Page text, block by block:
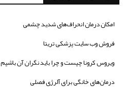
امکان درمان انحراف‌های شدید چشمی
فروش وب سایت پزشکی تریتا
ویروس کرونا چیست و چرا باید نگران آن باشیم
درمان‌های خانگی برای آلرژی فصلی